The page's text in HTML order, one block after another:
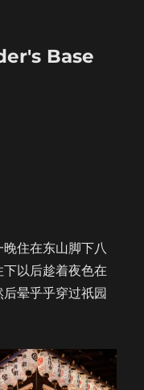
Base
住在东山脚下八
以后趁着夜色在
晕乎乎穿过祇园